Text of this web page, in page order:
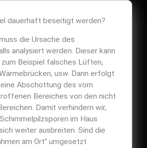
dauerhaft beseitigt werden?
die Ursache des
analysiert werden. Dieser kann
Beispiel falsches Lüften,
usw. Dann erfolgt
Abschottung des vom
Bereiches von den nicht
Damit verhindern wir,
im Haus
weiter ausbreiten. Sind die
am Ort“ umgesetzt